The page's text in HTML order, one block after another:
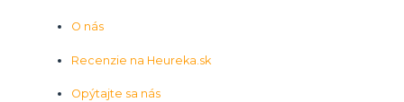
O nás
Recenzie na Heureka.sk
Opýtajte sa nás